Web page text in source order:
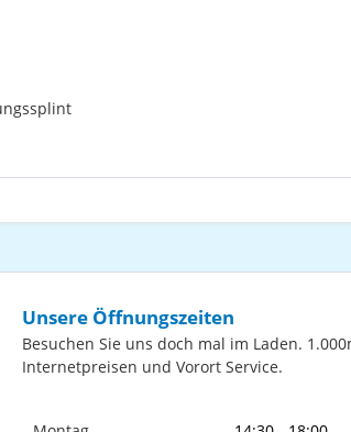
Unsere Öffnungszeiten
Besuchen Sie uns doch mal im Laden.
Internetpreisen und Vorort Service.